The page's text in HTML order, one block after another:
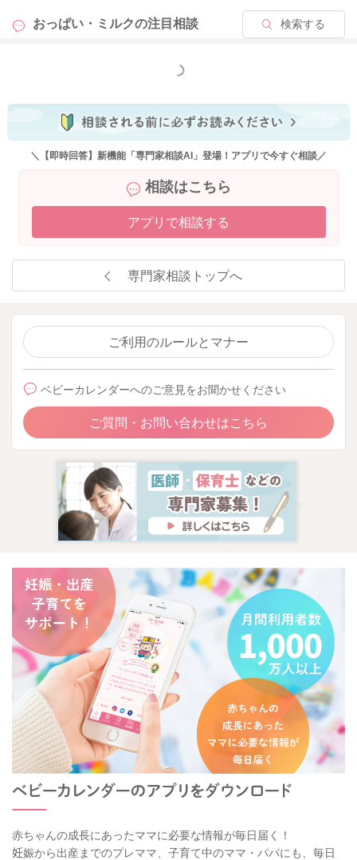
おっぱい・ミルクの注目相談 検索する
もっと見る
＼【即時回答】新機能「専門家相談AI」登場！アプリで今すぐ相談／
相談はこちら
アプリで相談する
専門家相談トップへ
ご利用のルールとマナー
ベビーカレンダーへのご意見をお聞かせください
ご質問・お問い合わせはこちら
赤ちゃんの成長にあったママに必要な情報が毎日届く！
妊娠から出産までのプレママ、子育て中のママ・パパにも、毎日